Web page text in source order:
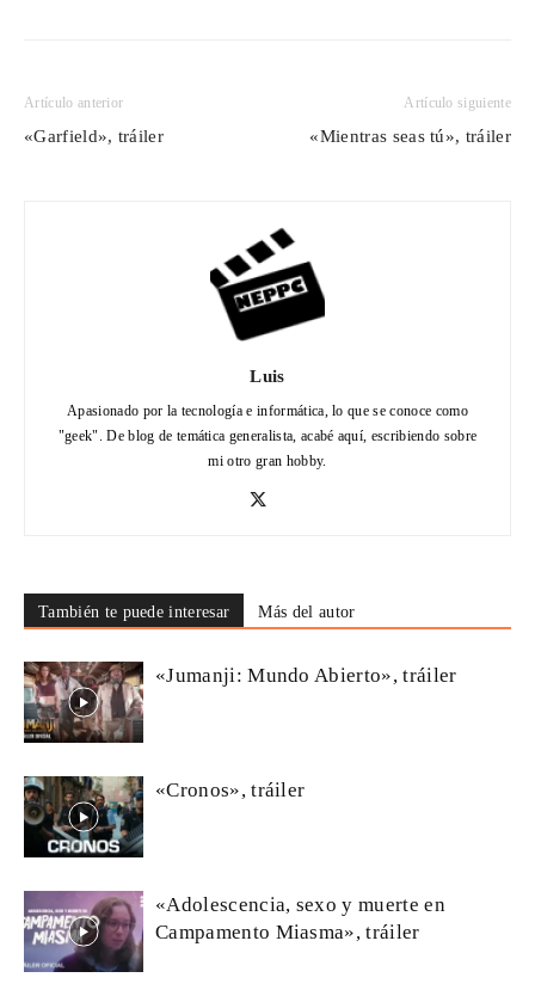
Artículo anterior
«Garfield», tráiler
Artículo siguiente
«Mientras seas tú», tráiler
Luis
Apasionado por la tecnología e informática, lo que se conoce como
"geek". De blog de temática generalista, acabé aquí, escribiendo sobre
mi otro gran hobby.
También te puede interesar Más del autor
«Jumanji: Mundo Abierto», tráiler
«Cronos», tráiler
«Adolescencia, sexo y muerte en
Campamento Miasma», tráiler